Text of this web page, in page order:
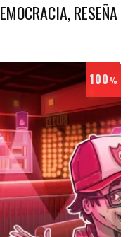
RESEÑA
100%